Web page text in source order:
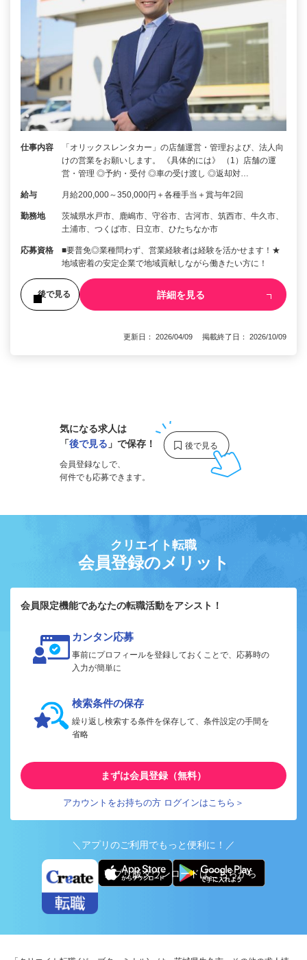
仕事内容
「オリックスレンタカー」の店舗運営・管理および、法人向
けの営業をお願いします。 《具体的には》 （1）店舗の運
営・管理 ◎予約・受付 ◎車の受け渡し ◎返却対…
給与 月給200,000～350,000円＋各種手当＋賞与年2回
勤務地
茨城県水戸市、鹿嶋市、守谷市、古河市、筑西市、牛久市、
土浦市、つくば市、日立市、ひたちなか市
応募資格
■要普免◎業種問わず、営業経験者は経験を活かせます！★
地域密着の安定企業で地域貢献しながら働きたい方に！
後で見る 詳細を見る
更新日： 2026/04/09 掲載終了日： 2026/10/09
気になる求人は
「後で見る 」で保存！
会員登録なしで、
何件でも応募できます。
クリエイト転職
会員登録のメリット
会員限定機能であなたの転職活動をアシスト！
カンタン応募
事前にプロフィールを登録しておくことで、応募時の
入力が簡単に
検索条件の保存
繰り返し検索する条件を保存して、条件設定の手間を
省略
まずは会員登録（無料）
アカウントをお持ちの方 ログインはこちら＞
＼アプリのご利用でもっと便利に！／
アプリ版ダウンロードはこちらから